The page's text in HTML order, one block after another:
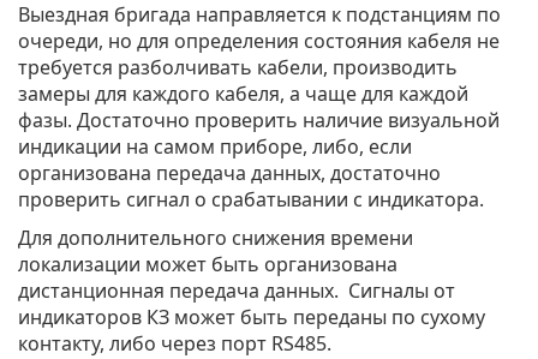
Выездная бригада направляется к подстанциям по
очереди, но для определения состояния кабеля не
требуется разболчивать кабели, производить
замеры для каждого кабеля, а чаще для каждой
фазы. Достаточно проверить наличие визуальной
индикации на самом приборе, либо, если
организована передача данных, достаточно
проверить сигнал о срабатывании с индикатора.
Для дополнительного снижения времени
локализации может быть организована
дистанционная передача данных. Сигналы от
индикаторов КЗ может быть переданы по сухому
контакту, либо через порт RS485.